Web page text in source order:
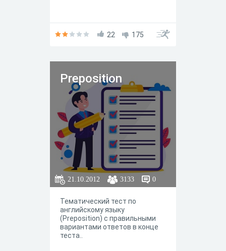
22 175
Preposition
21.10.2012 3133 0
Тематический тест по
английскому языку
(Preposition) с правильными
вариантами ответов в конце
теста..